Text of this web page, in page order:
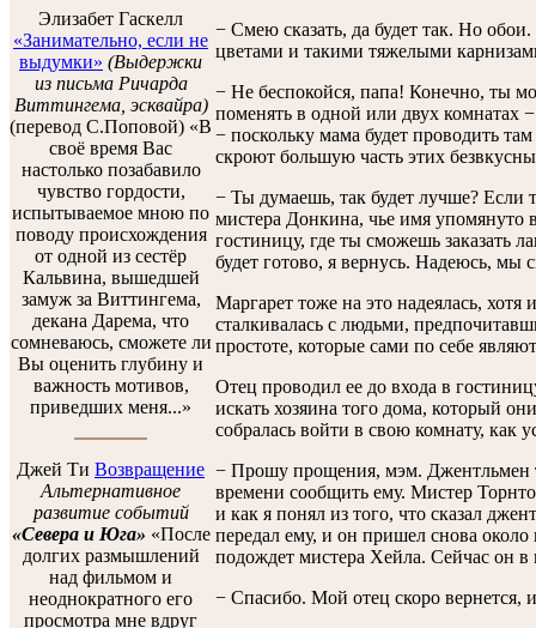
Элизабет Гаскелл
«Занимательно, если не
выдумки» (Выдержки
из письма Ричарда
Виттингема, эсквайра)
(перевод С.Поповой) «В
своё время Вас
настолько позабавило
чувство гордости,
испытываемое мною по
поводу происхождения
от одной из сестёр
Кальвина, вышедшей
замуж за Виттингема,
декана Дарема, что
сомневаюсь, сможете ли
Вы оценить глубину и
важность мотивов,
приведших меня...»
Джей Ти Возвращение
Альтернативное
развитие событий
«Севера и Юга» «После
долгих размышлений
над фильмом и
неоднократного его
просмотра мне вдруг
− Смею сказать, да будет так. Но
цветами и такими тяжелыми
− Не беспокойся, папа! Конечно, ты
поменять в одной или двух комнатах
− поскольку мама будет проводить
скроют большую часть этих
− Ты думаешь, так будет лучше? Если
мистера Донкина, чье имя упомянуто
гостиницу, где ты сможешь заказать
будет готово, я вернусь. Надеюсь, мы
Маргарет тоже на это надеялась, хотя
сталкивалась с людьми,
простоте, которые сами по себе
Отец проводил ее до входа в
искать хозяина того дома, который
собралась войти в свою комнату, как
− Прошу прощения, мэм. Джентльмен
времени сообщить ему. Мистер
и как я понял из того, что сказал
передал ему, и он пришел снова
подождет мистера Хейла. Сейчас он
− Спасибо. Мой отец скоро вернется,